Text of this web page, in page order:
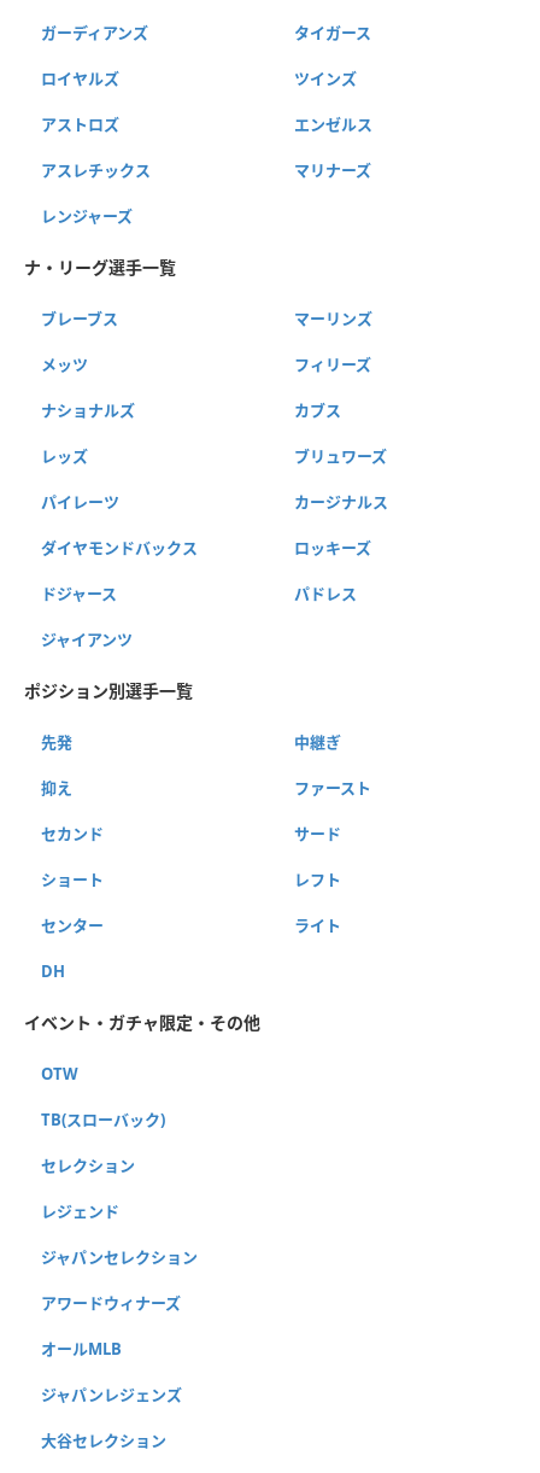
ガーディアンズ タイガース
ロイヤルズ ツインズ
アストロズ エンゼルス
アスレチックス マリナーズ
レンジャーズ
ナ・リーグ選手一覧
ブレーブス マーリンズ
メッツ フィリーズ
ナショナルズ カブス
レッズ ブリュワーズ
パイレーツ カージナルス
ダイヤモンドバックス ロッキーズ
ドジャース パドレス
ジャイアンツ
ポジション別選手一覧
先発 中継ぎ
抑え ファースト
セカンド サード
ショート レフト
センター ライト
DH
イベント・ガチャ限定・その他
OTW
TB(スローバック)
セレクション
レジェンド
ジャパンセレクション
アワードウィナーズ
オールMLB
ジャパンレジェンズ
大谷セレクション